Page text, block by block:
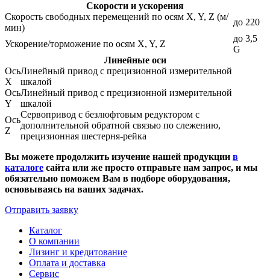
Скорости и ускорения
Скорость свободных перемещений по осям X, Y, Z (м/
мин)
до 220
Ускорение/торможение по осям X, Y, Z
до 3,5
G
Линейные оси
Ось
Х
Линейный привод с прецизионной измерительной
шкалой
Ось
Y
Линейный привод с прецизионной измерительной
шкалой
Ось
Z
Сервопривод с безлюфтовым редуктором с
дополнительной обратной связью по слежению,
прецизионная шестерня-рейка
Вы можете продолжить изучение нашей продукции в
каталоге сайта или же просто отправьте нам запрос, и мы
обязательно поможем Вам в подборе оборудования,
основываясь на ваших задачах.
Отправить заявку
Каталог
О компании
Лизинг и кредитование
Оплата и доставка
Сервис